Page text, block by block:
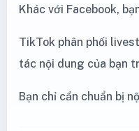
Khác với Facebook,
TikTok phân phối
tác nội dung của bạn
Bạn chỉ cần chuẩn bị